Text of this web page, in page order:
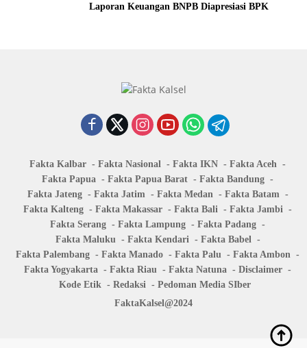
Laporan Keuangan BNPB Diapresiasi BPK
Fakta Kalbar Fakta Nasional Fakta IKN
Fakta Aceh
Fakta Papua
Fakta Papua Barat
Fakta Bandung
Fakta Jateng
Fakta Jatim Fakta Medan
Fakta Batam
Fakta Kalteng
Fakta Makassar Fakta Bali
Fakta Jambi
Fakta Serang
Fakta Lampung
Fakta Padang
Fakta Maluku
Fakta Kendari
Fakta Babel
Fakta Palembang
Fakta Manado Fakta Palu
Fakta Ambon
Fakta Yogyakarta
Fakta Riau Fakta Natuna
Disclaimer
Kode Etik
Redaksi
Pedoman Media SIber
FaktaKalsel@2024